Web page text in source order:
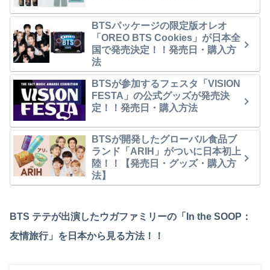
BTSパッケージの限定版オレオ
「OREO BTS Cookies」が日本全
国で発売決定！！発売日・購入方
法
BTSが参加するフェスタ「VISION
FESTA」の公式グッズが発売決
定！！発売日・購入方法
BTSが開発したグローバル食品ブ
ランド「ARIH」がついに日本初上
陸！！【発売日・グッズ・購入方
法】
BTS テテが出演したウガファミリーの「In the SOOP：
友情旅行」を日本から見る方法！！